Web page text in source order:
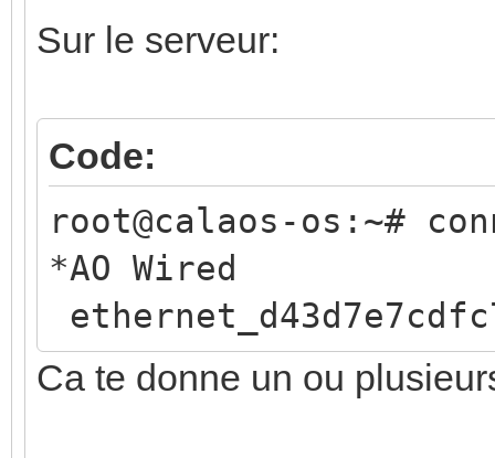
Sur le serveur:
Code:
root@calaos-os:~#
*AO
Ca te donne un ou